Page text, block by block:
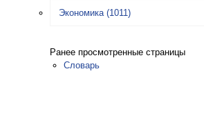
Экономика (1011)
Ранее просмотренные страницы
Словарь